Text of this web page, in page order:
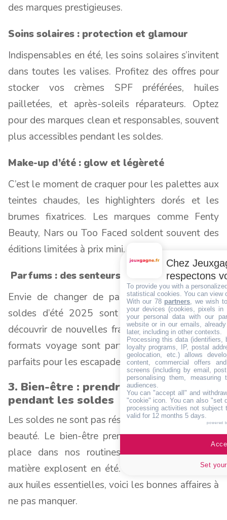
des marques prestigieuses.
Soins solaires : protection et glamour
Indispensables en été, les soins solaires s’invitent
dans toutes les valises. Profitez des offres pour
stocker vos crèmes SPF préférées, huiles
pailletées, et après-soleils réparateurs. Optez
pour des marques clean et responsables, souvent
plus accessibles pendant les soldes.
Make-up d’été : glow et légèreté
C’est le moment de craquer pour les palettes aux
teintes chaudes, les highlighters dorés et les
brumes fixatrices. Les marques comme Fenty
Beauty, Nars ou Too Faced soldent souvent des
éditions limitées à prix mini.
Parfums : des senteurs à saisir
Envie de changer de parfum pour l’été ? Les
soldes d’été 2025 sont l’occasion rêvée pour
découvrir de nouvelles fragrances estivales. Les
formats voyage sont particulièrement attractifs,
parfaits pour les escapades ensoleillées.
3. Bien-être : prendre soin de soi
pendant les soldes
Les soldes ne sont pas réservés à la mode et à la
beauté. Le bien-être prend de plus en plus de
place dans nos routines, et les offres en la
matière explosent en été. Des objets connectés
aux huiles essentielles, voici les bonnes affaires à
ne pas manquer.
Chez
respectons
To provide you with a
statistical cookies. You can view
With our 78 partners , we wish
your devices (cookies, pixels
your personal data with our
website or in our emails,
later, including in other contexts.
Processing this data (identifiers,
loyalty programs, IP, postal
geolocation, etc.) allows
content, commercial offers
screens (including by email,
personalising them, measuring
audiences.
You can "accept all" and
"cookie" icon . You can also "set
processing activities not subject
valid for 12 months 5 days.
powered
Set